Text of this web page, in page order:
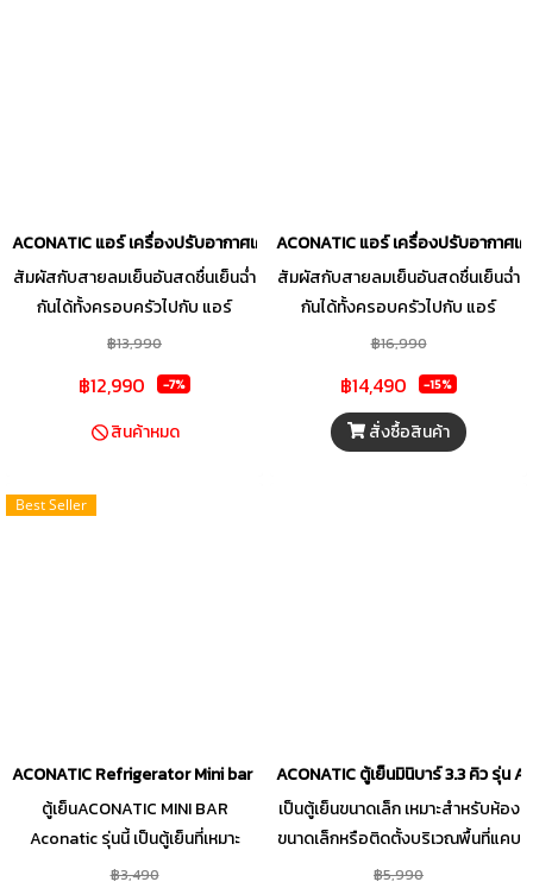
ACONATIC แอร์ เครื่องปรับอากาศเคลื่อนที่ 12000BTU รุุ่น AN-PAC12C6
สัมผัสกับสายลมเย็นอันสดชื่นเย็นฉ่ำ
กันได้ทั้งครอบครัวไปกับ แอร์
เคลื่อนที่ รุ่น AN-PAC12C6 จาก
ออกแบบมาเพื่อตอบโจทย์การ
ทำความเย็นที่รวดเร็วและทรง
พัดลม, โหมดทำความเย็น และโหมด
แอร์เคลื่อนที่ที่จะช่วยตอบโจทย์การ
ใช้งานของคุณได้อย่างเต็ม
ประสิทธิภาพ
฿13,990
฿12,990 -7%
สินค้าหมด
ACONATIC แอร์ เครื่องปรับอากาศเ
สัมผัสกับสายลมเย็นอันสดชื่นเย็นฉ่ำ
กันได้ทั้งครอบครัวไปกับ แอร์
เคลื่อนที่ รุ่น AN-PAC12C6 จาก
ออกแบบมาเพื่อตอบโจทย์การ
ทำความเย็นที่รวดเร็วและทรง
ประสิทธิภาพ มาพร้อม 3 ฟังก์ชันการ
แอร์เคลื่อนที่ที่จะช่วยตอบโจทย์การ
ใช้งานของคุณได้อย่างเต็ม
ประสิทธิภาพ
฿16,990
฿14,490 -15%
สั่งซื้อสินค้า
Best Seller
ACONATIC Refrigerator Mini bar ตู้เย็นมินิบาร์ 1.7คิว สีเงิน รุ่น AN-FR468
ตู้เย็นACONATIC MINI BAR
Aconatic รุ่นนี้ เป็นตู้เย็นที่เหมาะ
สำหรับผู้ที่กำลังมองหาตู้เย็นขนาด
฿3,490
ACONATIC ตู้เย็นมินิบาร์ 3.3 คิว รุ่น
เป็นตู้เย็นขนาดเล็ก เหมาะสำหรับห้อง
ขนาดเล็กหรือติดตั้งบริเวณพื้นที่แคบ
แต่ยังคงประสิทธิภาพความเย็นได้
฿5,990